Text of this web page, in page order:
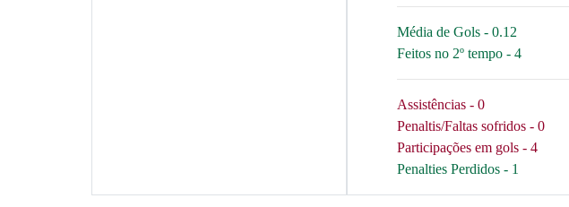
Média de Gols - 0.12
Feitos no 2º tempo - 4
Assistências - 0
Penaltis/Faltas sofridos - 0
Participações em gols - 4
Penalties Perdidos - 1